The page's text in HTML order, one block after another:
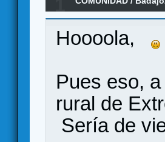
Animáos!
Hoooola,
Pues eso,
rural de
Sería de